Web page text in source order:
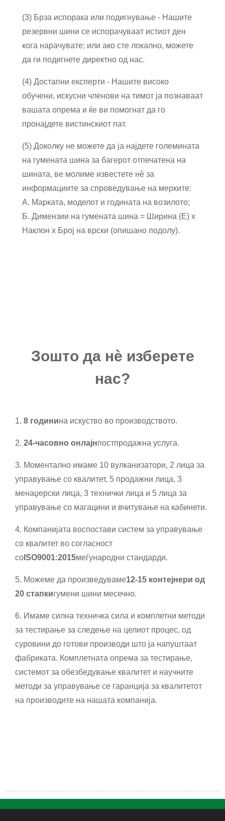
(3) Брза испорака или подигнување - Нашите
резервни шини се испорачуваат истиот ден
кога нарачувате; или ако сте локално, можете
да ги подигнете директно од нас.
(4) Достапни експерти - Нашите високо
обучени, искусни членови на тимот ја познаваат
вашата опрема и ќе ви помогнат да го
пронајдете вистинскиот пат.
(5) Доколку не можете да ја најдете големината
на гумената шина за багерот отпечатена на
шината, ве молиме известете нè за
информациите за спроведување на мерките:
A. Марката, моделот и годината на возилото;
Б. Димензии на гумената шина = Ширина (E) x
Наклон x Број на врски (опишано подолу).
Зошто да нѐ изберете
нас?
1. 8 годинина искуство во производството.
2. 24-часовно онлајнпостпродажна услуга.
3. Моментално имаме 10 вулканизатори, 2 лица за
управување со квалитет, 5 продажни лица, 3
менаџерски лица, 3 технички лица и 5 лица за
управување со магацини и вчитување на кабинети.
4. Компанијата воспостави систем за управување
со квалитет во согласност
со ISO9001:2015меѓународни стандарди.
5. Можеме да произведуваме12-15 контејнери од
20 стапкигумени шини месечно.
6. Имаме силна техничка сила и комплетни методи
за тестирање за следење на целиот процес, од
суровини до готови производи што ја напуштаат
фабриката. Комплетната опрема за тестирање,
системот за обезбедување квалитет и научните
методи за управување се гаранција за квалитетот
на производите на нашата компанија.